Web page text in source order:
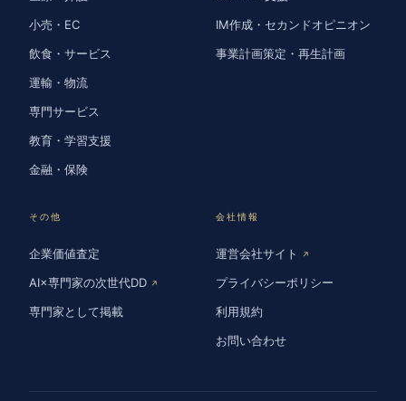
小売・EC
飲食・サービス
運輸・物流
専門サービス
教育・学習支援
金融・保険
IM作成・セカンドオピニオン
事業計画策定・再生計画
その他
企業価値査定
AI×専門家の次世代DD ↗
専門家として掲載
会社情報
運営会社サイト ↗
プライバシーポリシー
利用規約
お問い合わせ